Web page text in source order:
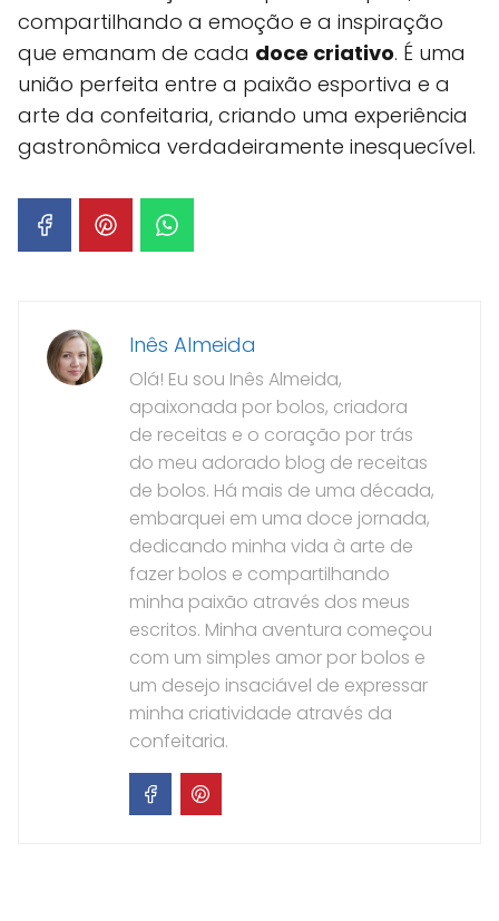
compartilhando a emoção e a inspiração
que emanam de cada doce criativo. É uma
união perfeita entre a paixão esportiva e a
arte da confeitaria, criando uma experiência
gastronômica verdadeiramente inesquecível.
Inês Almeida
Olá! Eu sou Inês Almeida,
apaixonada por bolos, criadora
de receitas e o coração por trás
do meu adorado blog de receitas
de bolos. Há mais de uma década,
embarquei em uma doce jornada,
dedicando minha vida à arte de
fazer bolos e compartilhando
minha paixão através dos meus
escritos. Minha aventura começou
com um simples amor por bolos e
um desejo insaciável de expressar
minha criatividade através da
confeitaria.